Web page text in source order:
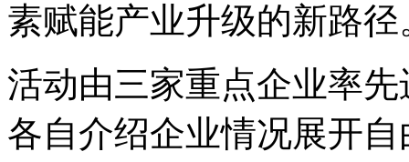
素赋能产业升级的新路径
活动由三家重点企业率
各自介绍企业情况展开